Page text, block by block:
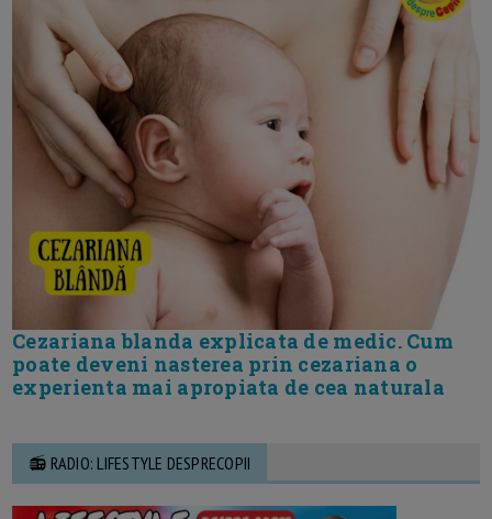
Cezariana blanda explicata de medic. Cum
poate deveni nasterea prin cezariana o
experienta mai apropiata de cea naturala
📻 RADIO: LIFESTYLE DESPRECOPII